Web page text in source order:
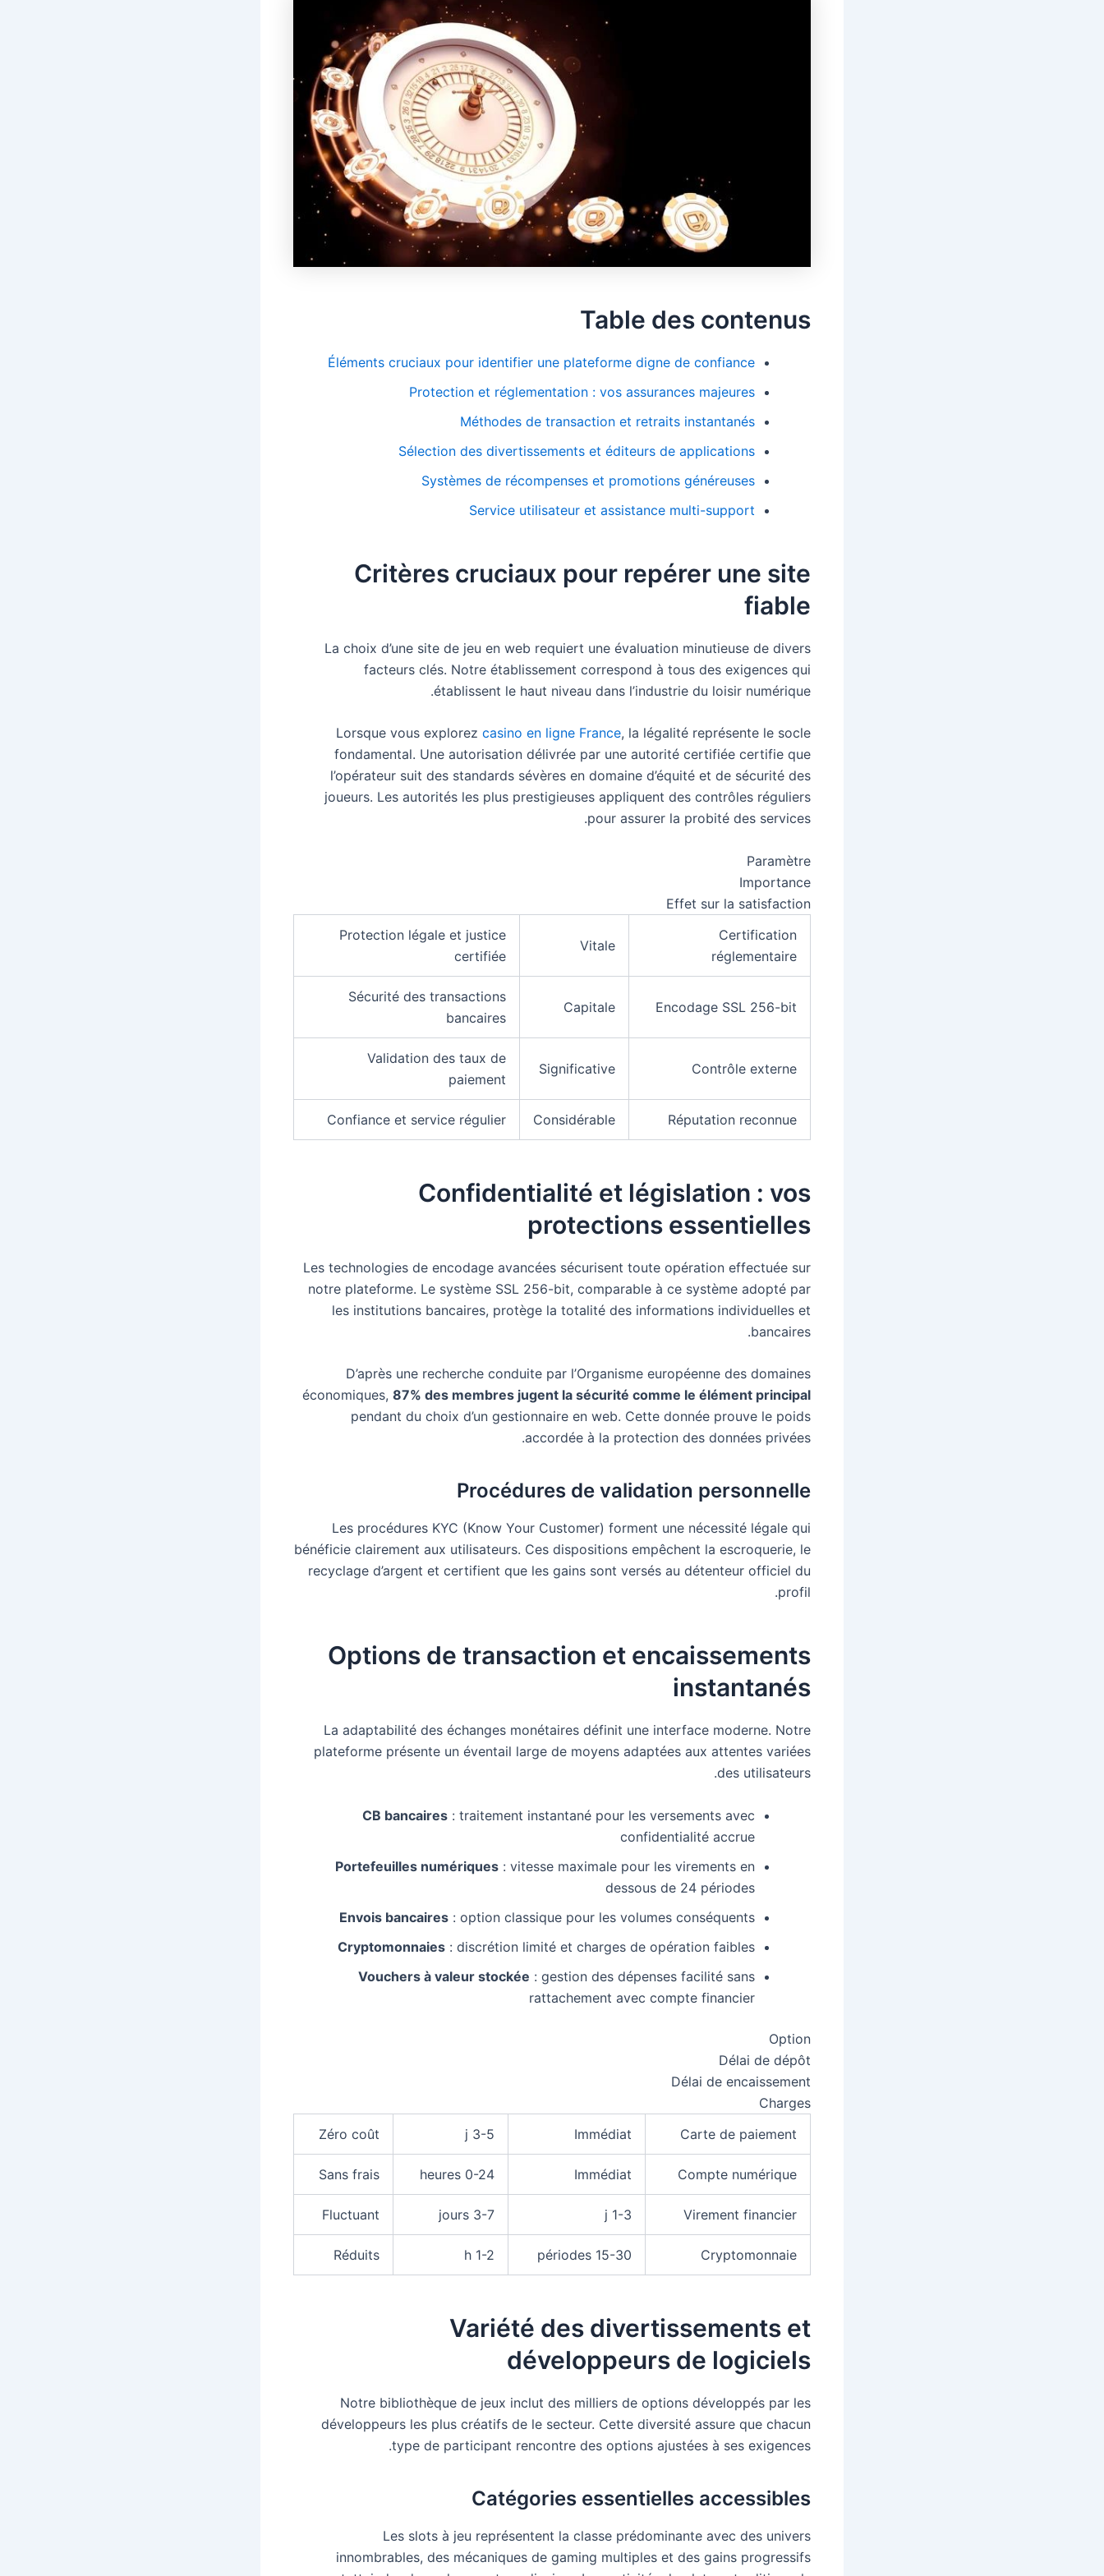
Table des contenus
Éléments cruciaux pour identifier une plateforme digne de confiance
Protection et réglementation : vos assurances majeures
Méthodes de transaction et retraits instantanés
Sélection des divertissements et éditeurs de applications
Systèmes de récompenses et promotions généreuses
Service utilisateur et assistance multi-support
Critères cruciaux pour repérer une site
fiable
La choix d’une site de jeu en web requiert une évaluation minutieuse de divers
facteurs clés. Notre établissement correspond à tous des exigences qui
établissent le haut niveau dans l’industrie du loisir numérique.
Lorsque vous explorez casino en ligne France, la légalité représente le socle
fondamental. Une autorisation délivrée par une autorité certifiée certifie que
l’opérateur suit des standards sévères en domaine d’équité et de sécurité des
joueurs. Les autorités les plus prestigieuses appliquent des contrôles réguliers
pour assurer la probité des services.
Paramètre
Importance
Effet sur la satisfaction
Certification
réglementaire
Vitale
Protection légale et justice
certifiée
Encodage SSL 256-bit
Capitale
Sécurité des transactions
bancaires
Contrôle externe
Significative
Validation des taux de
paiement
Réputation reconnue
Considérable
Confiance et service régulier
Confidentialité et législation : vos
protections essentielles
Les technologies de encodage avancées sécurisent toute opération effectuée sur
notre plateforme. Le système SSL 256-bit, comparable à ce système adopté par
les institutions bancaires, protège la totalité des informations individuelles et
bancaires.
D’après une recherche conduite par l’Organisme européenne des domaines
économiques, 87% des membres jugent la sécurité comme le élément principal
pendant du choix d’un gestionnaire en web. Cette donnée prouve le poids
accordée à la protection des données privées.
Procédures de validation personnelle
Les procédures KYC (Know Your Customer) forment une nécessité légale qui
bénéficie clairement aux utilisateurs. Ces dispositions empêchent la escroquerie, le
recyclage d’argent et certifient que les gains sont versés au détenteur officiel du
profil.
Options de transaction et encaissements
instantanés
La adaptabilité des échanges monétaires définit une interface moderne. Notre
plateforme présente un éventail large de moyens adaptées aux attentes variées
des utilisateurs.
CB bancaires : traitement instantané pour les versements avec
confidentialité accrue
Portefeuilles numériques : vitesse maximale pour les virements en
dessous de 24 périodes
Envois bancaires : option classique pour les volumes conséquents
Cryptomonnaies : discrétion limité et charges de opération faibles
Vouchers à valeur stockée : gestion des dépenses facilité sans
rattachement avec compte financier
Option
Délai de dépôt
Délai de encaissement
Charges
Carte de paiement
Immédiat
3-5 j
Zéro coût
Compte numérique
Immédiat
0-24 heures
Sans frais
Virement financier
1-3 j
3-7 jours
Fluctuant
Cryptomonnaie
15-30 périodes
1-2 h
Réduits
Variété des divertissements et
développeurs de logiciels
Notre bibliothèque de jeux inclut des milliers de options développés par les
développeurs les plus créatifs de le secteur. Cette diversité assure que chacun
type de participant rencontre des options ajustées à ses exigences.
Catégories essentielles accessibles
Les slots à jeu représentent la classe prédominante avec des univers
innombrables, des mécaniques de gaming multiples et des gains progressifs